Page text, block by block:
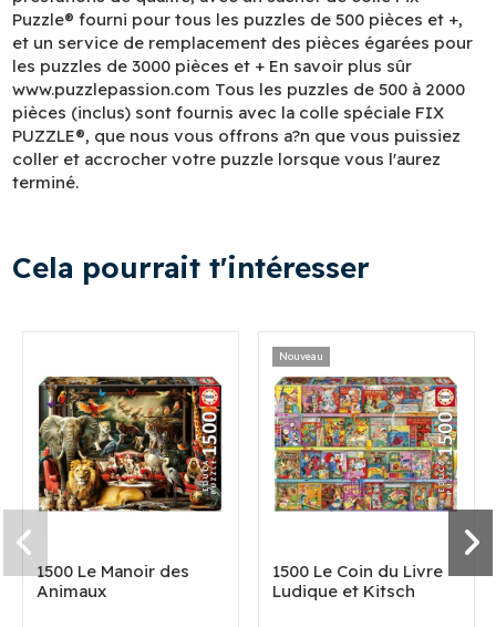
Puzzle® fourni pour tous les puzzles de 500 pièces et +,
et un service de remplacement des pièces égarées pour
les puzzles de 3000 pièces et + En savoir plus sûr
www.puzzlepassion.com Tous les puzzles de 500 à 2000
pièces (inclus) sont fournis avec la colle spéciale FIX
PUZZLE®, que nous vous offrons a?n que vous puissiez
coller et accrocher votre puzzle lorsque vous l'aurez
terminé.
Cela pourrait t'intéresser
1500 Le Manoir des
Animaux
Nouveau
1500 Le Coin du Livre
Ludique et Kitsch